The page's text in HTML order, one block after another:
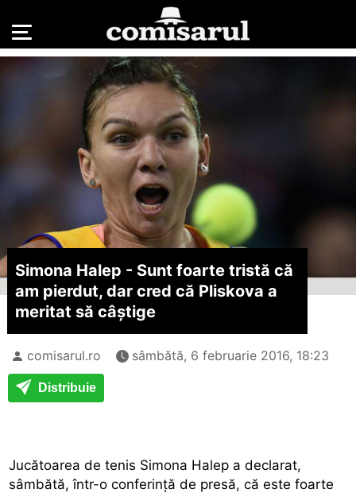
Simona Halep - Sunt foarte tristă că
am pierdut, dar cred că Pliskova a
meritat să câștige
comisarul.ro sâmbătă, 6 februarie 2016, 18:23
Distribuie
Jucătoarea de tenis Simona Halep a declarat,
sâmbătă, într-o conferință de presă, că este foarte